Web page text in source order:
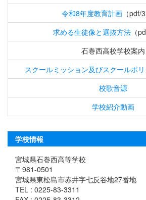
令和8年度教育計画（pdf/
求める生徒像と選抜方法（
石巻西高校学校案内
スクールミッション及びスクールポ
校歌音源
学校紹介動画
学校情報
宮城県石巻西高等学校
〒981-0501
宮城県東松島市赤井字七反谷地27番地
TEL : 0225-83-3311